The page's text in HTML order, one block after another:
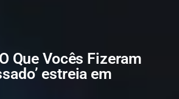
Que Vocês Fizeram
estreia em